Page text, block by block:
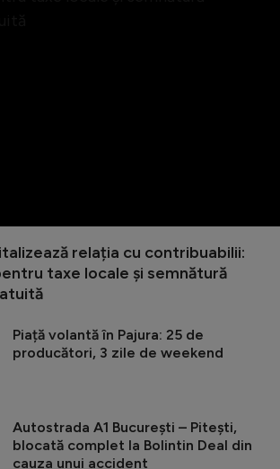
relația cu contribuabilii:
taxe locale și semnătură
Piață volantă în Pajura: 25 de
producători, 3 zile de weekend
Autostrada A1 București – Pitești,
blocată complet la Bolintin Deal din
cauza unui accident